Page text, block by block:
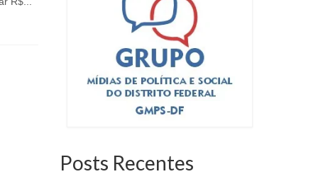
assistência social
11 de abril de 2022
Para incentivar e garantir o
atendimento social gratuito voltado
para crianças, adolescentes, idosos,
pessoas com...
Posts Recentes